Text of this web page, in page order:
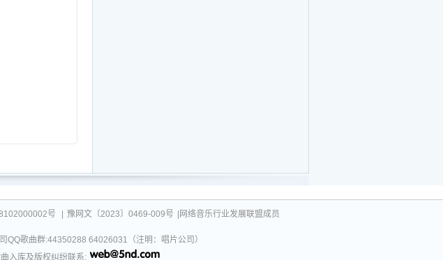
号 豫网文〔2023〕0469-009号 |网络音乐行业发展联盟成员
歌曲群:44350288 64026031（注明：唱片公司）
入库及版权纠纷联系: